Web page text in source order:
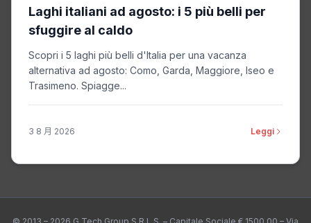
Laghi italiani ad agosto: i 5 più belli per
sfuggire al caldo
Scopri i 5 laghi più belli d'Italia per una vacanza
alternativa ad agosto: Como, Garda, Maggiore, Iseo e
Trasimeno. Spiagge...
3 8 月 2026 Leggi